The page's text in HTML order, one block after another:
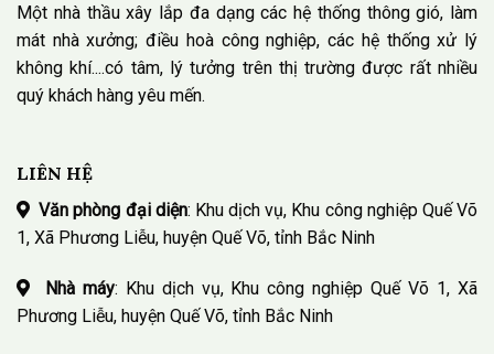
Một nhà thầu xây lắp đa dạng các hệ thống thông gió, làm
mát nhà xưởng; điều hoà công nghiệp, các hệ thống xử lý
không khí....có tâm, lý tưởng trên thị trường được rất nhiều
quý khách hàng yêu mến.
LIÊN HỆ
Văn phòng đại diện: Khu dịch vụ, Khu công nghiệp Quế Võ
1, Xã Phương Liễu, huyện Quế Võ, tỉnh Bắc Ninh
Nhà máy: Khu dịch vụ, Khu công nghiệp Quế Võ 1, Xã
Phương Liễu, huyện Quế Võ, tỉnh Bắc Ninh